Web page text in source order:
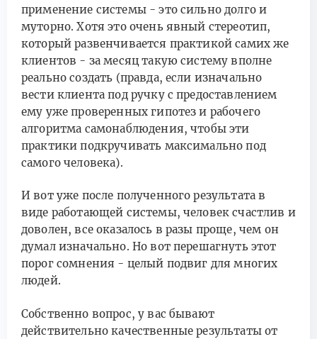
применение системы - это сильно долго и
муторно. Хотя это очень явный стереотип,
который развенчивается практикой самих же
клиентов - за месяц такую систему вполне
реально создать (правда, если изначально
вести клиента под ручку с предоставлением
ему уже проверенных гипотез и рабочего
алгоритма самонаблюдения, чтобы эти
практики подкручивать максимально под
самого человека).
И вот уже после полученного результата в
виде работающей системы, человек счастлив и
доволен, все оказалось в разы проще, чем он
думал изначально. Но вот перешагнуть этот
порог сомнения - целый подвиг для многих
людей.
Собственно вопрос, у вас бывают
действительно качественные результаты от